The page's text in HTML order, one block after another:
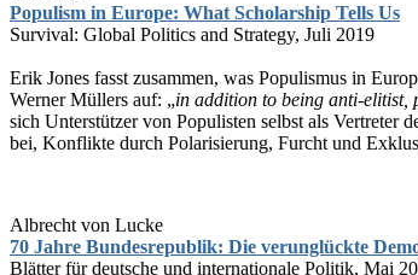
Populism in Europe: What Scholarship Tells Us
Survival: Global Politics and Strategy, Juli 2019
Erik Jones fasst zusammen, was Populismus in
Werner Müllers auf: „in addition to being anti-elitist,
sich Unterstützer von Populisten selbst als Vertreter
bei, Konflikte durch Polarisierung, Furcht und
Albrecht von Lucke
70 Jahre Bundesrepublik: Die verunglückte
Blätter für deutsche und internationale Politik, Mai